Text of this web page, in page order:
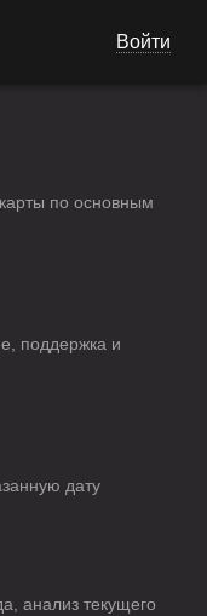
Войти
по основным
поддержка и
дату
анализ текущего